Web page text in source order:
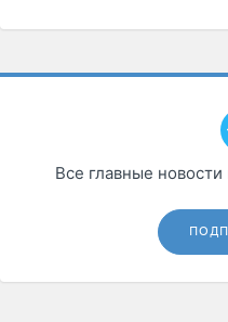
Все главные